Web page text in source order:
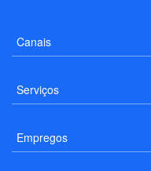
Canais
Serviços
Empregos